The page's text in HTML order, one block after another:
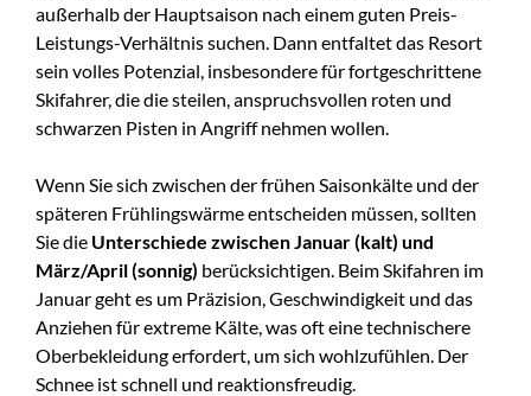
außerhalb der Hauptsaison nach einem guten Preis-
Leistungs-Verhältnis suchen. Dann entfaltet das Resort
sein volles Potenzial, insbesondere für fortgeschrittene
Skifahrer, die die steilen, anspruchsvollen roten und
schwarzen Pisten in Angriff nehmen wollen.
Wenn Sie sich zwischen der frühen Saisonkälte und der
späteren Frühlingswärme entscheiden müssen, sollten
Sie die Unterschiede zwischen Januar (kalt) und
März/April (sonnig) berücksichtigen. Beim Skifahren im
Januar geht es um Präzision, Geschwindigkeit und das
Anziehen für extreme Kälte, was oft eine technischere
Oberbekleidung erfordert, um sich wohlzufühlen. Der
Schnee ist schnell und reaktionsfreudig.